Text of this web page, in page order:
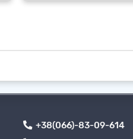
+38(066)-83-09-614